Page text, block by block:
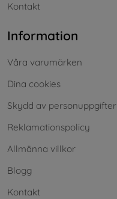
Kontakt
Information
Våra varumärken
Dina cookies
Skydd av personuppgifter
Reklamationspolicy
Allmänna villkor
Blogg
Kontakt